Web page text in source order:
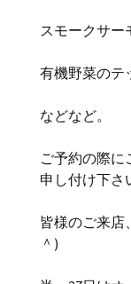
スモークサ
有機野菜の
などなど。
ご予約の際に
申し付け下さ
皆様のご来
＾)